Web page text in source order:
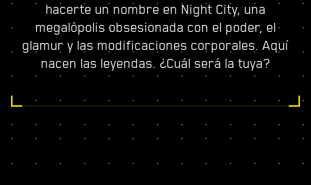
hacerte un nombre en Night City, una
megalópolis obsesionada con el poder, el
glamur y las modificaciones corporales. Aquí
nacen las leyendas. ¿Cuál será la tuya?